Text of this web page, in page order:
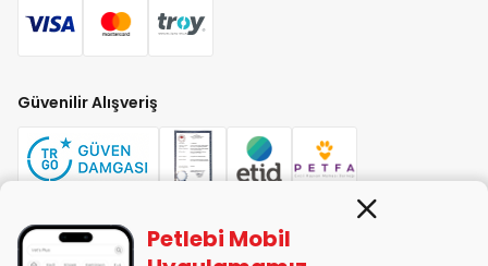
Güvenilir Alışveriş
PETLEBİ EVCİL HAYVAN ÜRÜNLERİ PAZ. SAN. TİC. LTD. ŞTİ. Alaşarköy Mah.
Petlebi Mobil